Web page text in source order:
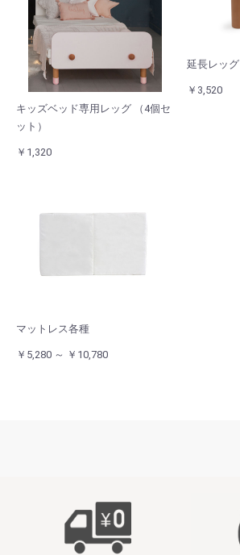
キッズベッド専用レッグ （4個セ
ット）
￥1,320
延長レッ
￥3,520
マットレス各種
￥5,280 ～ ￥10,780